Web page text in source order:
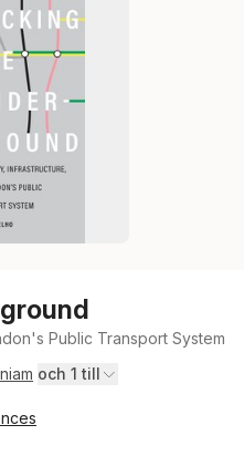
Public Transport System
och 1 till